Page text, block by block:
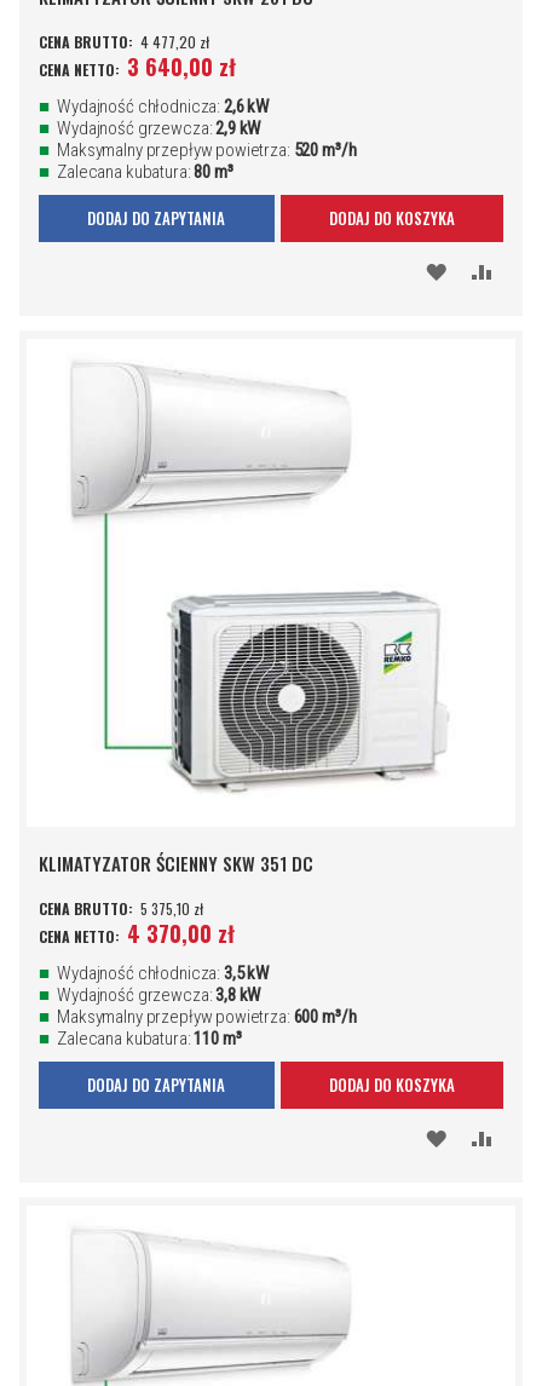
4 477,20 zł
3 640,00 zł
Wydajność chłodnicza: 2,6 kW
Wydajność grzewcza:2,9 kW
Maksymalny przepływ powietrza: 520 m³/h
Zalecana kubatura:80 m³
DODAJ DO KOSZYKA
DODAJ DO ZAPYTANIA
DODAJ
KLIMATYZATOR ŚCIENNY SKW 351 DC
5 375,10 zł
4 370,00 zł
Wydajność chłodnicza: 3,5 kW
Wydajność grzewcza:3,8 kW
Maksymalny przepływ powietrza: 600 m³/h
Zalecana kubatura:110 m³
DODAJ DO KOSZYKA
DODAJ DO ZAPYTANIA
DODAJ